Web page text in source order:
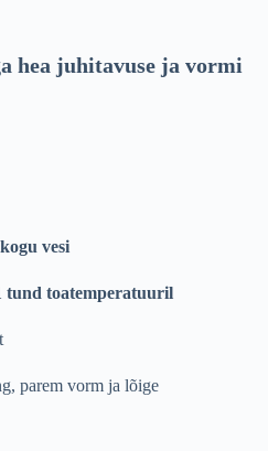
hea juhitavuse ja vormi
vesi
tund toatemperatuuril
parem vorm ja lõige